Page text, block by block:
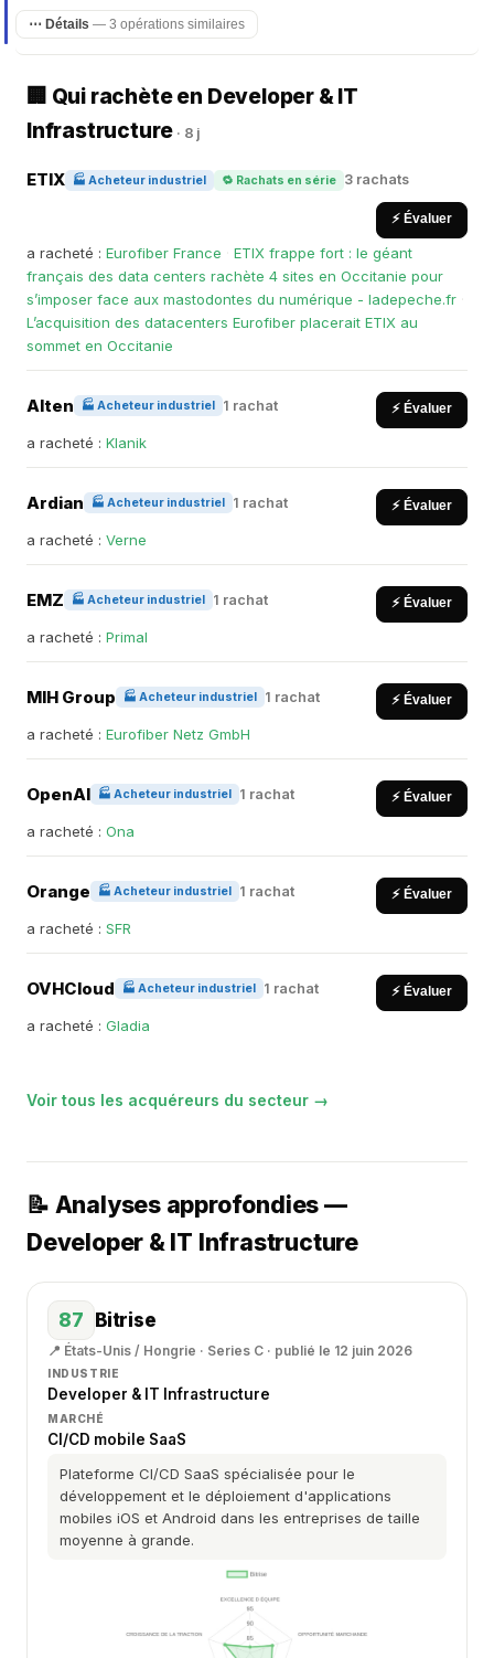
⋯ Détails — 3 opérations similaires
🏢 Qui rachète en Developer & IT
Infrastructure · 8 j
ETIX 🏭 Acheteur industriel 🔁 Rachats en série 3 rachats
⚡ Évaluer
a racheté : Eurofiber France
ETIX frappe fort : le géant
français des data centers rachète 4 sites en Occitanie pour
s’imposer face aux mastodontes du numérique - ladepeche.fr
L’acquisition des datacenters Eurofiber placerait ETIX au
sommet en Occitanie
Alten 🏭 Acheteur industriel 1 rachat ⚡ Évaluer
a racheté : Klanik
Ardian 🏭 Acheteur industriel 1 rachat ⚡ Évaluer
a racheté : Verne
EMZ 🏭 Acheteur industriel 1 rachat ⚡ Évaluer
a racheté : Primal
MIH Group 🏭 Acheteur industriel 1 rachat ⚡ Évaluer
a racheté : Eurofiber Netz GmbH
OpenAI 🏭 Acheteur industriel 1 rachat ⚡ Évaluer
a racheté : Ona
Orange 🏭 Acheteur industriel 1 rachat ⚡ Évaluer
a racheté : SFR
OVHCloud 🏭 Acheteur industriel 1 rachat ⚡ Évaluer
a racheté : Gladia
Voir tous les acquéreurs du secteur →
📝 Analyses approfondies —
Developer & IT Infrastructure
87 Bitrise
📍 États-Unis / Hongrie · Series C · publié le 12 juin 2026
INDUSTRIE
Developer & IT Infrastructure
MARCHÉ
CI/CD mobile SaaS
Plateforme CI/CD SaaS spécialisée pour le
développement et le déploiement d'applications
mobiles iOS et Android dans les entreprises de taille
moyenne à grande.